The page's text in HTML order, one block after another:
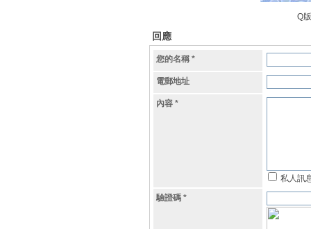
Q
回應
您的名稱 *
電郵地址
內容 *
私人訊
驗證碼 *